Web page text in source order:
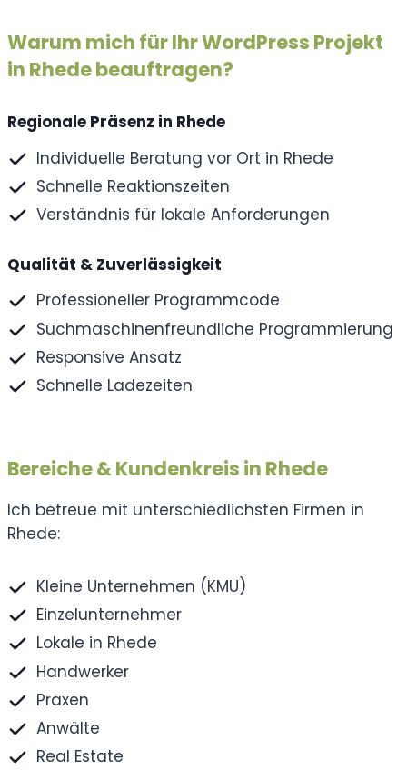
Warum mich für Ihr WordPress Projekt
in Rhede beauftragen?
Regionale Präsenz in Rhede
Individuelle Beratung vor Ort in Rhede
Schnelle Reaktionszeiten
Verständnis für lokale Anforderungen
Qualität & Zuverlässigkeit
Professioneller Programmcode
Suchmaschinenfreundliche Programmierung
Responsive Ansatz
Schnelle Ladezeiten
Bereiche & Kundenkreis in Rhede
Ich betreue mit unterschiedlichsten Firmen in
Rhede:
Kleine Unternehmen (KMU)
Einzelunternehmer
Lokale in Rhede
Handwerker
Praxen
Anwälte
Real Estate